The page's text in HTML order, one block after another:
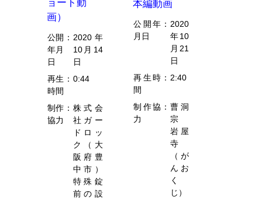
ョート動
画）
公開
年月
日
： 2020年
10月14
日
再生
時間
： 0:44
制作
協力
： 株式会
社ガー
ドロッ
ク（大
阪府豊
中市）
特殊錠
前の設
本編動画
公開年
月日
： 2020
年10
月21
日
再生時
間
： 2:40
制作協
力
： 曹洞
宗
岩屋
寺
（が
んお
く
じ）